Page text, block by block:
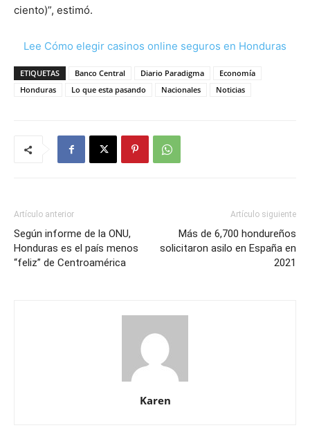
ciento)”, estimó.
Lee Cómo elegir casinos online seguros en Honduras
ETIQUETAS Banco Central Diario Paradigma
Economía
Honduras
Lo que esta pasando Nacionales Noticias
Artículo anterior
Según informe de la ONU,
Honduras es el país menos
“feliz” de Centroamérica
Artículo siguiente
Más de 6,700 hondureños
solicitaron asilo en España en
2021
Karen